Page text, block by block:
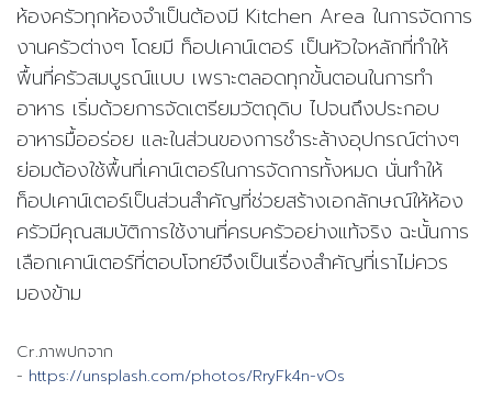
ห้องครัวทุกห้องจำเป็นต้องมี Kitchen Area ในการจัดการ
งานครัวต่างๆ โดยมี ท็อปเคาน์เตอร์ เป็นหัวใจหลักที่ทำให้
พื้นที่ครัวสมบูรณ์แบบ เพราะตลอดทุกขั้นตอนในการทำ
อาหาร เริ่มด้วยการจัดเตรียมวัตถุดิบ ไปจนถึงประกอบ
อาหารมื้ออร่อย และในส่วนของการชำระล้างอุปกรณ์ต่างๆ
ย่อมต้องใช้พื้นที่เคาน์เตอร์ในการจัดการทั้งหมด นั่นทำให้
ท็อปเคาน์เตอร์เป็นส่วนสำคัญที่ช่วยสร้างเอกลักษณ์ให้ห้อง
ครัวมีคุณสมบัติการใช้งานที่ครบครัวอย่างแท้จริง ฉะนั้นการ
เลือกเคาน์เตอร์ที่ตอบโจทย์จึงเป็นเรื่องสำคัญที่เราไม่ควร
มองข้าม
Cr.ภาพปกจาก
- https://unsplash.com/photos/RryFk4n-vOs